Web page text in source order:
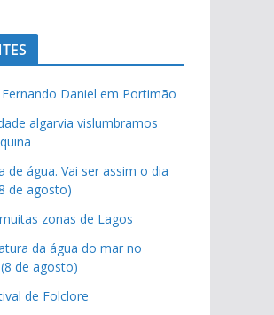
Daniel em Portimão
algarvia vislumbramos
de água. Vai ser assim o dia
de agosto)
zonas de Lagos
da água do mar no
de agosto)
de Folclore